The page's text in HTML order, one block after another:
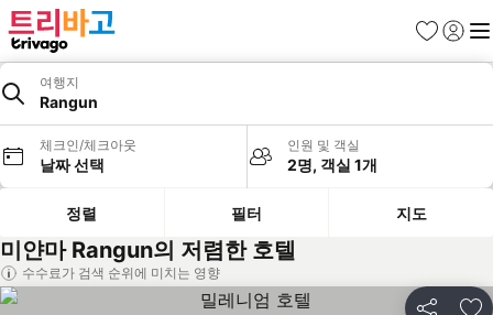
즐겨찾기
로그인
메
여행지
Rangun
체크인/체크아웃
날짜 선택
인원 및 객실
2명, 객실 1개
정렬 필터 지도
미얀마 Rangun의 저렴한 호텔
수수료가 검색 순위에 미치는 영향